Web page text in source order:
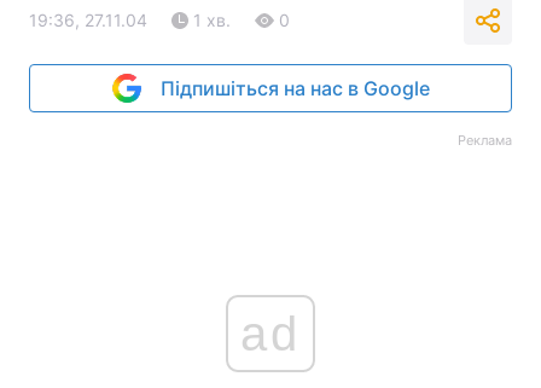
19:36, 27.11.04 1 хв. 0
Підпишіться на нас в Google
Реклама
ad